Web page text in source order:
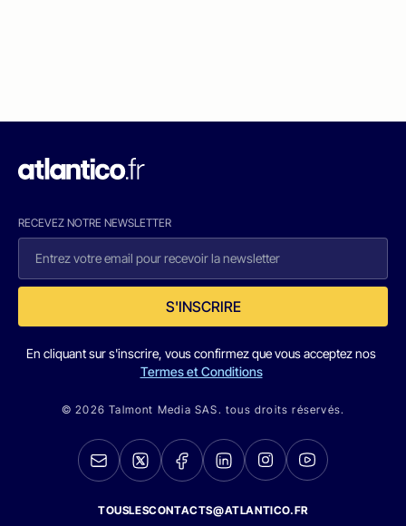
RECEVEZ NOTRE NEWSLETTER
S'INSCRIRE
En cliquant sur s'inscrire, vous confirmez que vous acceptez nos
Termes et Conditions
© 2026 Talmont Media SAS. tous droits réservés.
TOUSLESCONTACTS@ATLANTICO.FR